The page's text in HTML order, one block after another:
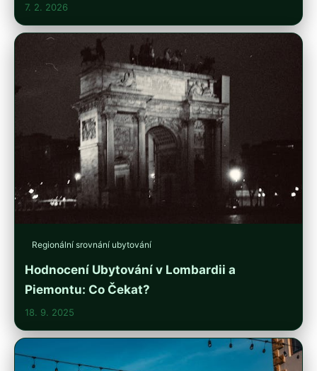
7. 2. 2026
Regionální srovnání ubytování
Hodnocení Ubytování v Lombardii a
Piemontu: Co Čekat?
18. 9. 2025